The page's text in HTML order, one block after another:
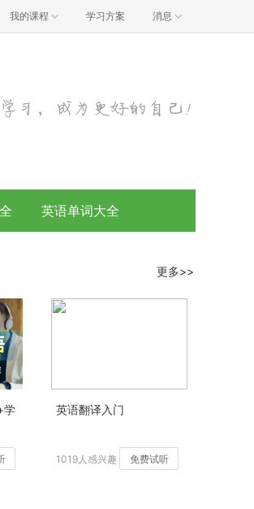
我的课程 学习方案 消息
英语单词大全
更多>>
学
英语翻译入门
1019人感兴趣 免费试听